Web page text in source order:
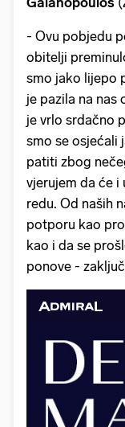
- Ovu pobjedu
obitelji
smo jako lijepo
je pazila na nas
je vrlo srdačno
smo se osjećali
patiti zbog
vjerujem da će i
redu. Od naših
potporu kao
kao i da se
ponove -